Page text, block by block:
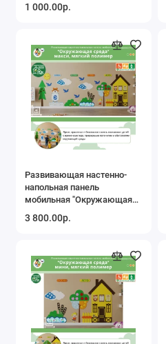
полимер
1 000.00р.
Развивающая настенно-
напольная панель
мобильная "Окружающая
полимер
3 800.00р.